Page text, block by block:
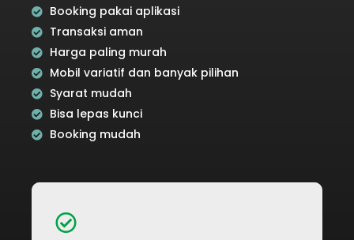
Booking pakai aplikasi
Transaksi aman
Harga paling murah
Mobil variatif dan banyak pilihan
Syarat mudah
Bisa lepas kunci
Booking mudah